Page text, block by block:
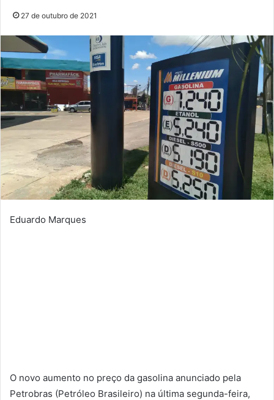
27 de outubro de 2021
Eduardo Marques
O novo aumento no preço da gasolina anunciado pela
Petrobras (Petróleo Brasileiro) na última segunda-feira,